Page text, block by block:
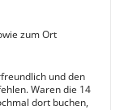
zum Ort
und den
Waren die 14
dort buchen,